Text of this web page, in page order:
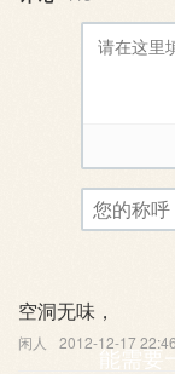
评论审
能需要
空洞无味，
闲人 2012-12-17